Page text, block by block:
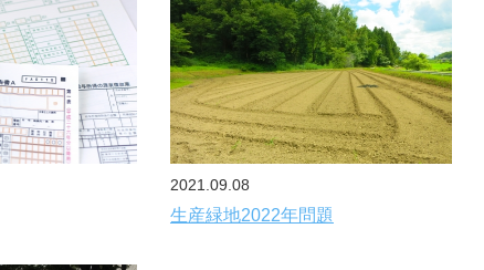
2021.09.08
生産緑地2022年問題